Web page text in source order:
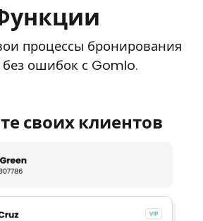
процессы бронирования
без ошибок с Gomlo.
своих клиентов